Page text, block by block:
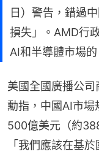
日）警告，錯過
損失」。AMD行
AI和半導體市場
美國全國廣播公
勳指，中國AI市
500億美元（約
「我們應該在基